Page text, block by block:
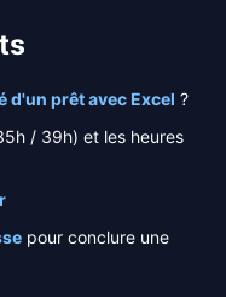
d'un prêt avec Excel ?
/ 39h) et les heures
pour conclure une